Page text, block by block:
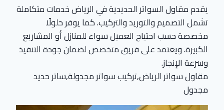
يقدم مقاول السواتر الحديدية في الرياض خدمات متكاملة
تشمل التصميم والتوريد والتركيب. كما يوفر حلولًا
مخصصة حسب احتياج العميل سواء للمنازل أو المشاريع
الكبيرة. ويعتمد على فريق متخصص لضمان جودة التنفيذ
وسرعة الإنجاز.
مقاول سواتر الرياض,تركيب سواتر مجدولة,ساتر حديد
مجدول